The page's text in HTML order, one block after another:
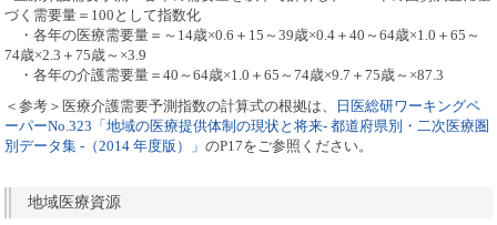
づく需要量＝100として指数化
・各年の医療需要量＝～14歳×0.6＋15～39歳×0.4＋40～64歳×1.0＋65～
74歳×2.3＋75歳～×3.9
・各年の介護需要量＝40～64歳×1.0＋65～74歳×9.7＋75歳～×87.3
＜参考＞医療介護需要予測指数の計算式の根拠は、
日医総研ワーキングペ
ーパーNo.323「地域の医療提供体制の現状と将来- 都道府県別・二次医療圏
別データ集 -（2014 年度版）」のP17をご参照ください。
地域医療資源